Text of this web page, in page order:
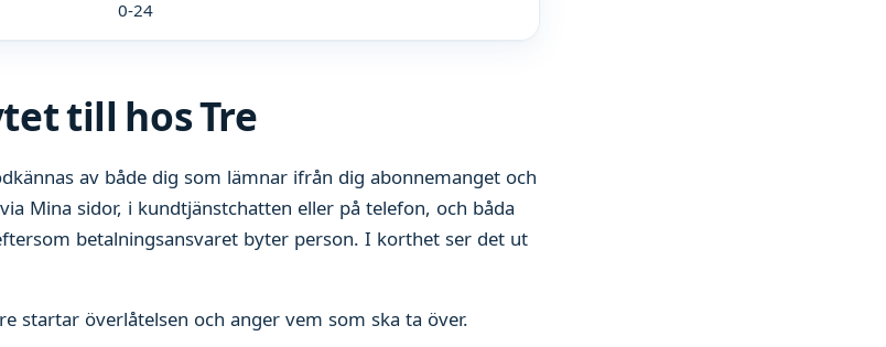
0-24
till hos Tre
av både dig som lämnar ifrån dig abonnemanget och
Mina sidor, i kundtjänstchatten eller på telefon, och båda
betalningsansvaret byter person. I korthet ser det ut
startar överlåtelsen och anger vem som ska ta över.